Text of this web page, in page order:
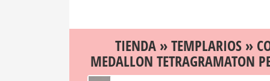
TIENDA »TEMPLARIOS »
MEDALLON TETRAGRAMATON